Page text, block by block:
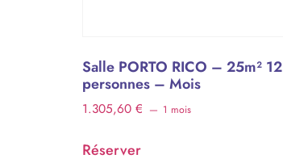
Salle PORTO RICO – 25m² 12
personnes – Mois
1.305,60 € 1 mois
Réserver